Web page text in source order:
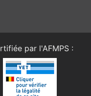
par l'AFMPS :